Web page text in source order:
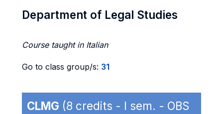
Department of Legal Studies
Course taught in Italian
Go to class group/s: 31
CLMG (8 credits - I sem. - OBS